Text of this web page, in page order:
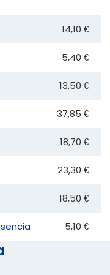
14,10 €
5,40 €
13,50 €
37,85 €
18,70 €
23,30 €
18,50 €
5,10 €